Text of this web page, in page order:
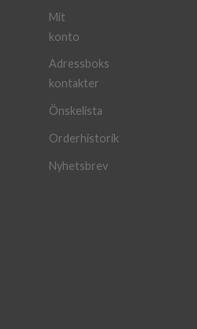
Mit
konto
Adressboks
kontakter
Önskelista
Orderhistorik
Nyhetsbrev